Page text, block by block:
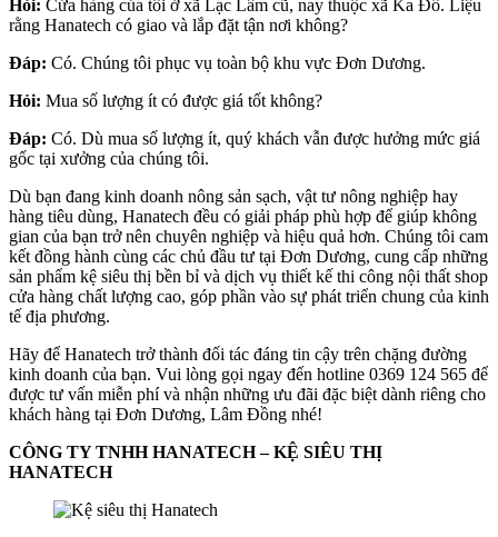
Hỏi: Cửa hàng của tôi ở xã Lạc Lâm cũ, nay thuộc xã Ka Đô. Liệu
rằng Hanatech có giao và lắp đặt tận nơi không?
Đáp: Có. Chúng tôi phục vụ toàn bộ khu vực Đơn Dương.
Hỏi: Mua số lượng ít có được giá tốt không?
Đáp: Có. Dù mua số lượng ít, quý khách vẫn được hưởng mức giá
gốc tại xưởng của chúng tôi.
Dù bạn đang kinh doanh nông sản sạch, vật tư nông nghiệp hay
hàng tiêu dùng, Hanatech đều có giải pháp phù hợp để giúp không
gian của bạn trở nên chuyên nghiệp và hiệu quả hơn. Chúng tôi cam
kết đồng hành cùng các chủ đầu tư tại Đơn Dương, cung cấp những
sản phẩm kệ siêu thị bền bỉ và dịch vụ thiết kế thi công nội thất shop
cửa hàng chất lượng cao, góp phần vào sự phát triển chung của kinh
tế địa phương.
Hãy để Hanatech trở thành đối tác đáng tin cậy trên chặng đường
kinh doanh của bạn. Vui lòng gọi ngay đến hotline 0369 124 565 để
được tư vấn miễn phí và nhận những ưu đãi đặc biệt dành riêng cho
khách hàng tại Đơn Dương, Lâm Đồng nhé!
CÔNG TY TNHH HANATECH – KỆ SIÊU THỊ
HANATECH